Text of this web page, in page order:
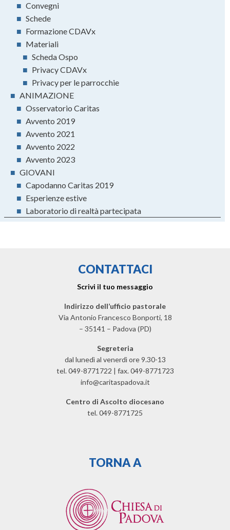
■ Convegni
■ Schede
■ Formazione CDAVx
■ Materiali
■ Scheda Ospo
■ Privacy CDAVx
■ Privacy per le parrocchie
■ ANIMAZIONE
■ Osservatorio Caritas
■ Avvento 2019
■ Avvento 2021
■ Avvento 2022
■ Avvento 2023
■ GIOVANI
■ Capodanno Caritas 2019
■ Esperienze estive
■ Laboratorio di realtà partecipata
CONTATTACI
Scrivi il tuo messaggio
Indirizzo dell’ufficio pastorale
Via Antonio Francesco Bonporti, 18
– 35141 – Padova (PD)
Segreteria
dal lunedì al venerdì ore 9.30-13
tel. 049-8771722 | fax. 049-8771723
info@caritaspadova.it
Centro di Ascolto diocesano
tel. 049-8771725
TORNA A